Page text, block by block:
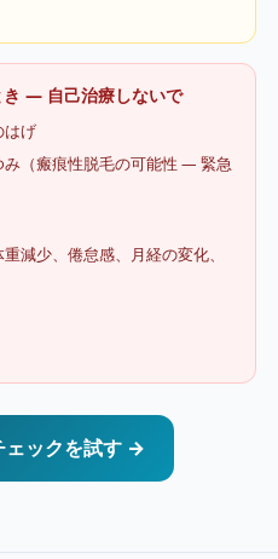
— 自己治療しないで
はげ
（瘢痕性脱毛の可能性 — 緊急
減少、倦怠感、月経の変化、
ェックを試す →